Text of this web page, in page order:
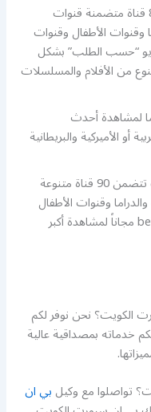
نعمل على اشتراك بباقة بريميوم مع 85 قناة متضمنة قنوات
وقنوات الأطفال وقنوات
“حسب الطلب” بشكل
2000 محتوى متنوع من الأفلام والمسلسلات
لمشاهدة أحدث
أو الأميركية والبريطانية
نقدم أيضاُ باقة ايليت بكافة مزايا حيث تتضمن 90 قناة متنوعة
وقنوات الأطفال
وتتضمن أيضاُ قنوات bein sports Max مجاناً لمشاهدة أكبر
الكويت؟ نحن نوفر لكم
خدماته بمصداقية عالية
تواصلوا مع وكيلبي ان